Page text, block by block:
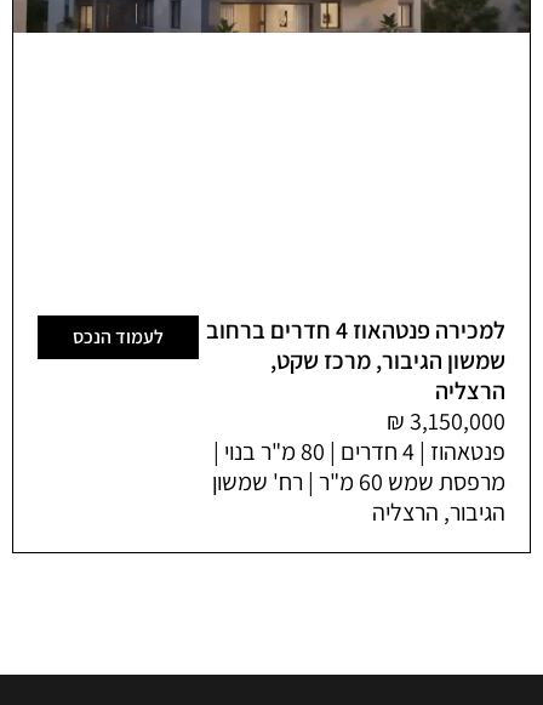
למכירה פנטהאוז 4 חדרים ברחוב
שמשון הגיבור, מרכז שקט,
הרצליה
פנטאהוז | 4 חדרים | 80 מ"ר בנוי |
מרפסת שמש 60 מ"ר | רח' שמשון
הגיבור, הרצליה
לעמוד הנכס